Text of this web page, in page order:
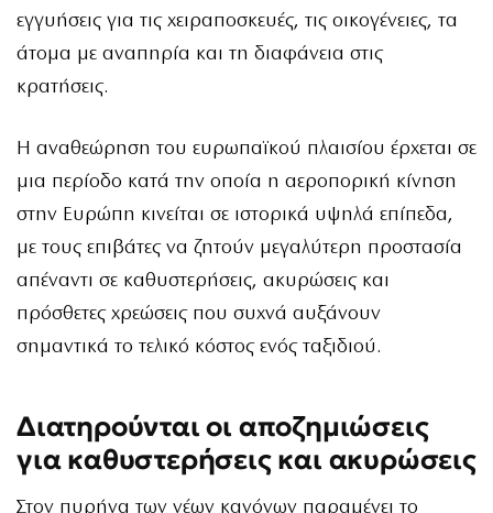
εγγυήσεις για τις χειραποσκευές, τις οικογένειες, τα
άτομα με αναπηρία και τη διαφάνεια στις
κρατήσεις.
Η αναθεώρηση του ευρωπαϊκού πλαισίου έρχεται σε
μια περίοδο κατά την οποία η αεροπορική κίνηση
στην Ευρώπη κινείται σε ιστορικά υψηλά επίπεδα,
με τους επιβάτες να ζητούν μεγαλύτερη προστασία
απέναντι σε καθυστερήσεις, ακυρώσεις και
πρόσθετες χρεώσεις που συχνά αυξάνουν
σημαντικά το τελικό κόστος ενός ταξιδιού.
Διατηρούνται οι αποζημιώσεις
για καθυστερήσεις και ακυρώσεις
Στον πυρήνα των νέων κανόνων παραμένει το